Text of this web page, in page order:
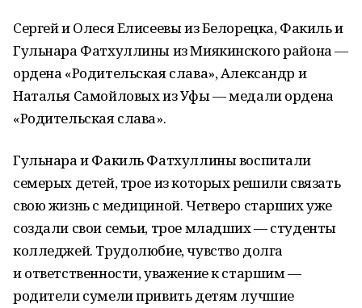
Сергей и Олеся Елисеевы из Белорецка, Факиль и
Гульнара Фатхуллины из Миякинского района —
ордена «Родительская слава», Александр и
Наталья Самойловых из Уфы — медали ордена
«Родительская слава».
Гульнара и Факиль Фатхуллины воспитали
семерых детей, трое из которых решили связать
свою жизнь с медициной. Четверо старших уже
создали свои семьи, трое младших — студенты
колледжей. Трудолюбие, чувство долга
и ответственности, уважение к старшим —
родители сумели привить детям лучшие